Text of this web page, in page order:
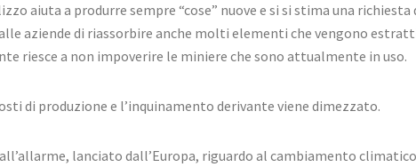
aiuta a produrre sempre “cose” nuove e si si stima una
aziende di riassorbire anche molti elementi che vengono
riesce a non impoverire le miniere che sono attualmente in uso.
di produzione e l’inquinamento derivante viene dimezzato.
lanciato dall’Europa, riguardo al cambiamento